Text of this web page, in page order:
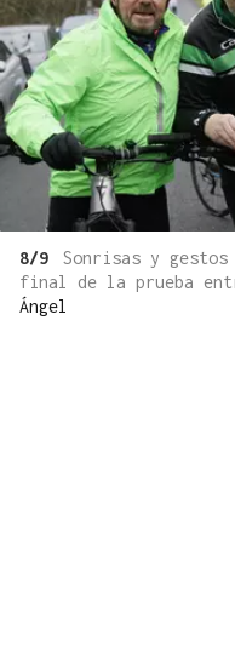
8/9
Sonrisas y
final de la prueba
Ángel